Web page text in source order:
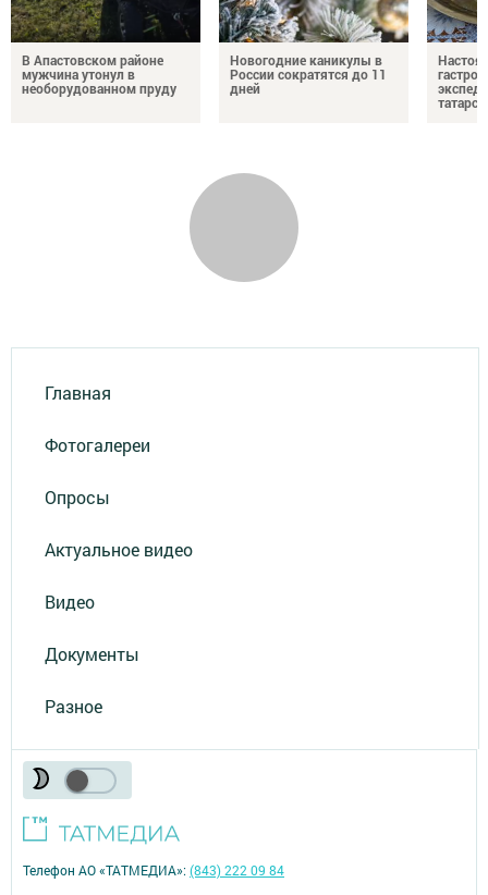
В Апастовском районе
мужчина утонул в
необорудованном пруду
Новогодние каникулы в
России сократятся до 11
дней
Главная
Фотогалереи
Опросы
Актуальное видео
Видео
Документы
Разное
Телефон АО «ТАТМЕДИА»:(843) 222 09 84